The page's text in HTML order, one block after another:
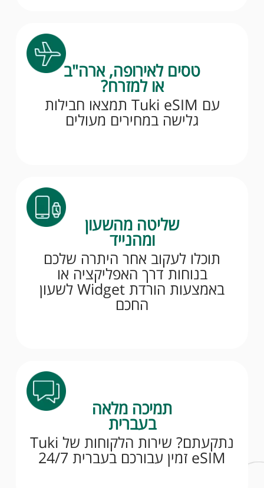
טסים לאירופה, ארה"ב
או למזרח?
עם Tuki eSIM תמצאו חבילות
גלישה במחירים מעולים
שליטה מהשעון
ומהנייד
תוכלו לעקוב אחר היתרה שלכם
בנוחות דרך האפליקציה או
באמצעות הורדת Widget לשעון
החכם
תמיכה מלאה
בעברית
נתקעתם? שירות הלקוחות של Tuki
eSIM זמין עבורכם בעברית 24/7